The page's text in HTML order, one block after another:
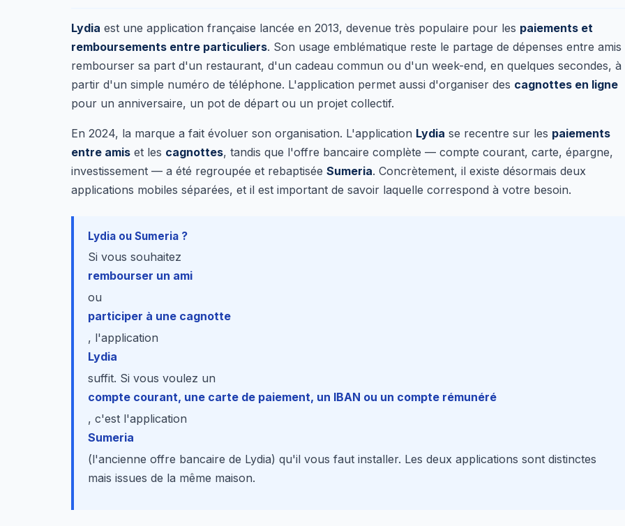
Lydia est une application française lancée en 2013, devenue très populaire pour les paiements et
remboursements entre particuliers. Son usage emblématique reste le partage de dépenses entre amis
rembourser sa part d'un restaurant, d'un cadeau commun ou d'un week-end, en quelques secondes, à
partir d'un simple numéro de téléphone. L'application permet aussi d'organiser des cagnottes en ligne
pour un anniversaire, un pot de départ ou un projet collectif.
En 2024, la marque a fait évoluer son organisation. L'application Lydia se recentre sur les paiements
entre amis et les cagnottes, tandis que l'offre bancaire complète — compte courant, carte, épargne,
investissement — a été regroupée et rebaptisée Sumeria. Concrètement, il existe désormais deux
applications mobiles séparées, et il est important de savoir laquelle correspond à votre besoin.
Lydia ou Sumeria ?
Si vous souhaitez
rembourser un ami
ou
participer à une cagnotte
, l'application
Lydia
suffit. Si vous voulez un
compte courant, une carte de paiement, un IBAN ou un compte rémunéré
, c'est l'application
Sumeria
(l'ancienne offre bancaire de Lydia) qu'il vous faut installer. Les deux applications sont distinctes
mais issues de la même maison.